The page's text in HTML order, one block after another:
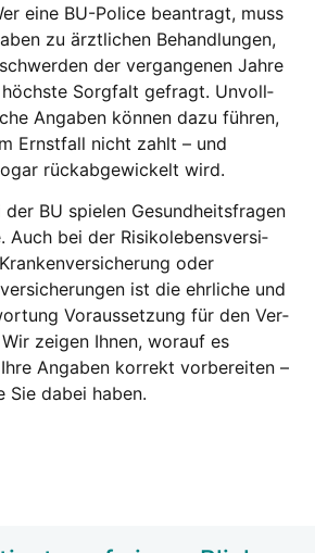
eine BU-Poli­ce bean­tragt, muss
zu ärzt­li­chen Behand­lun­gen,
der ver­gan­ge­nen Jah­re
höchs­te Sorg­falt gefragt. Unvoll­
Anga­ben kön­nen dazu füh­ren,
Ernst­fall nicht zahlt – und
rück­ab­ge­wi­ckelt wird.
BU spie­len Gesund­heits­fra­gen
Auch bei der Risi­ko­le­bens­ver­si­
oder
ist die ehr­li­che und
Vor­aus­set­zung für den Ver­
zei­gen Ihnen, wor­auf es
Anga­ben kor­rekt vor­be­rei­ten –
Sie dabei haben.